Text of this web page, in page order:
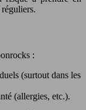
:
(surtout dans les
(allergies, etc.).